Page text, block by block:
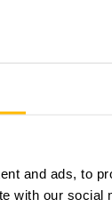
and ads, to
with our
opera o Hub
com cerca